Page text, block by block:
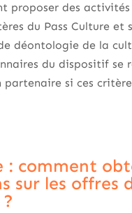
proposer des
du Pass Culture et
déontologie de la
du dispositif se
si ces
: comment
sur les offres